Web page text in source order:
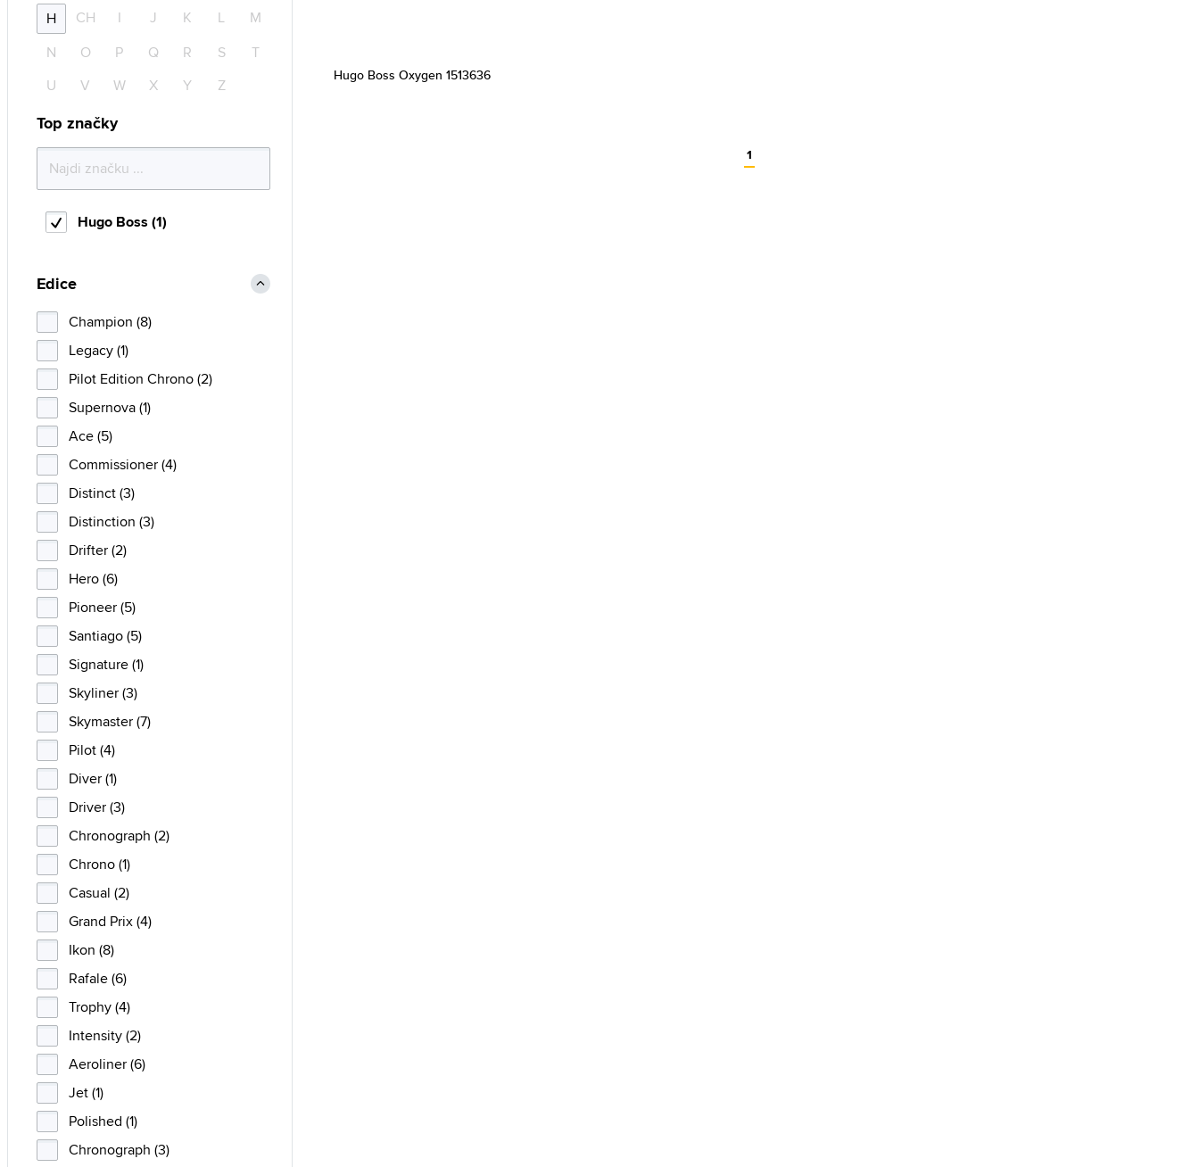
Hugo Boss Oxygen 1513636
1
H
CH I J K L
M
N
O P Q R S
T
U
V W X Y Z
Top značky
Hugo Boss (1)
Edice
Champion (8)
Legacy (1)
Pilot Edition Chrono (2)
Supernova (1)
Ace (5)
Commissioner (4)
Distinct (3)
Distinction (3)
Drifter (2)
Hero (6)
Pioneer (5)
Santiago (5)
Signature (1)
Skyliner (3)
Skymaster (7)
Pilot (4)
Diver (1)
Driver (3)
Chronograph (2)
Chrono (1)
Casual (2)
Grand Prix (4)
Ikon (8)
Rafale (6)
Trophy (4)
Intensity (2)
Aeroliner (6)
Jet (1)
Polished (1)
Chronograph (3)